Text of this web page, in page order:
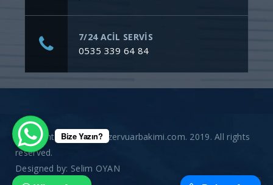
7/24 ACİL SERVİS
0535 339 64 84
Copyright © gommerezervuarbakimi.com. 2019. All rights
reserved.
Designed by: Selim OYAN
Bize Yazın?